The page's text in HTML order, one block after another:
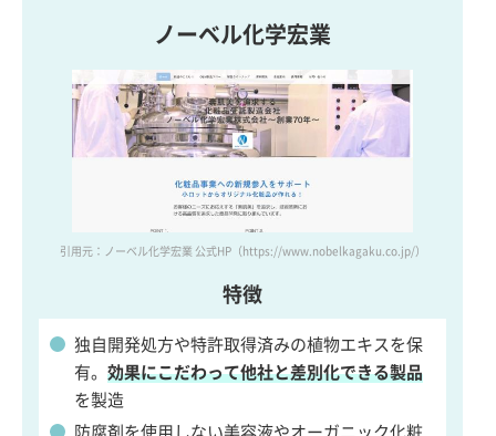
ノーベル化学宏業
引用元：ノーベル化学宏業 公式HP（https://www.nobelkagaku.co.jp/）
特徴
独自開発処方や特許取得済みの植物エキスを保
有。 効果にこだわって他社と差別化できる製品
を製造